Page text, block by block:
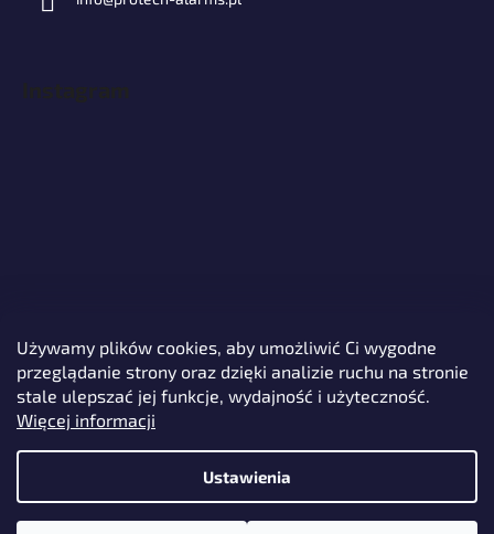
Używamy plików cookies, aby umożliwić Ci wygodne
przeglądanie strony oraz dzięki analizie ruchu na stronie
stale ulepszać jej funkcje, wydajność i użyteczność.
Więcej informacji
Ustawienia
Instagram
Śledź na Instagramie
Opracował Shoptet